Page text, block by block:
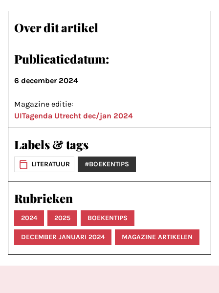
Over dit artikel
Publicatiedatum:
6 december 2024
Magazine editie:
UITagenda Utrecht dec/jan 2024
Labels & tags
LITERATUUR #BOEKENTIPS
Rubrieken
2024 2025 BOEKENTIPS
DECEMBER JANUARI 2024 MAGAZINE ARTIKELEN